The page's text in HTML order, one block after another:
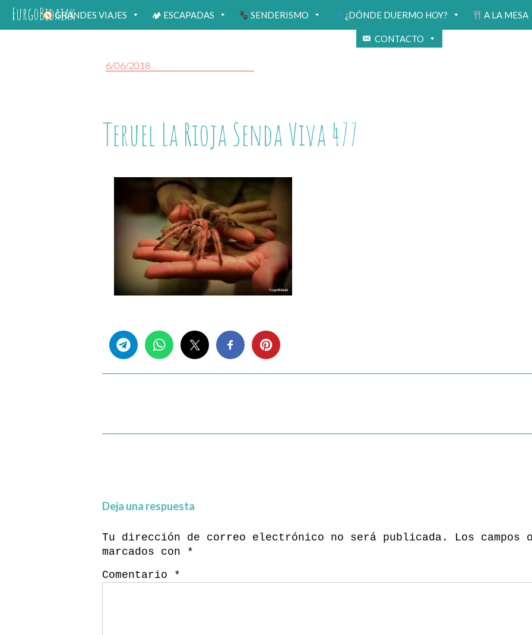
FurgoBidaiakGRANDES VIAJES 🏕 ESCAPADAS SENDERISMO ¿DÓNDE DUERMO HOY? A LA MESA
CONTACTO
6/06/2018
Teruel La Rioja Senda Viva 477
Deja una respuesta
Tu dirección de correo electrónico no será publicada.
Los
marcados con *
Comentario *